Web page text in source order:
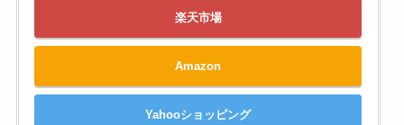
楽天市場
Amazon
Yahooショッピング